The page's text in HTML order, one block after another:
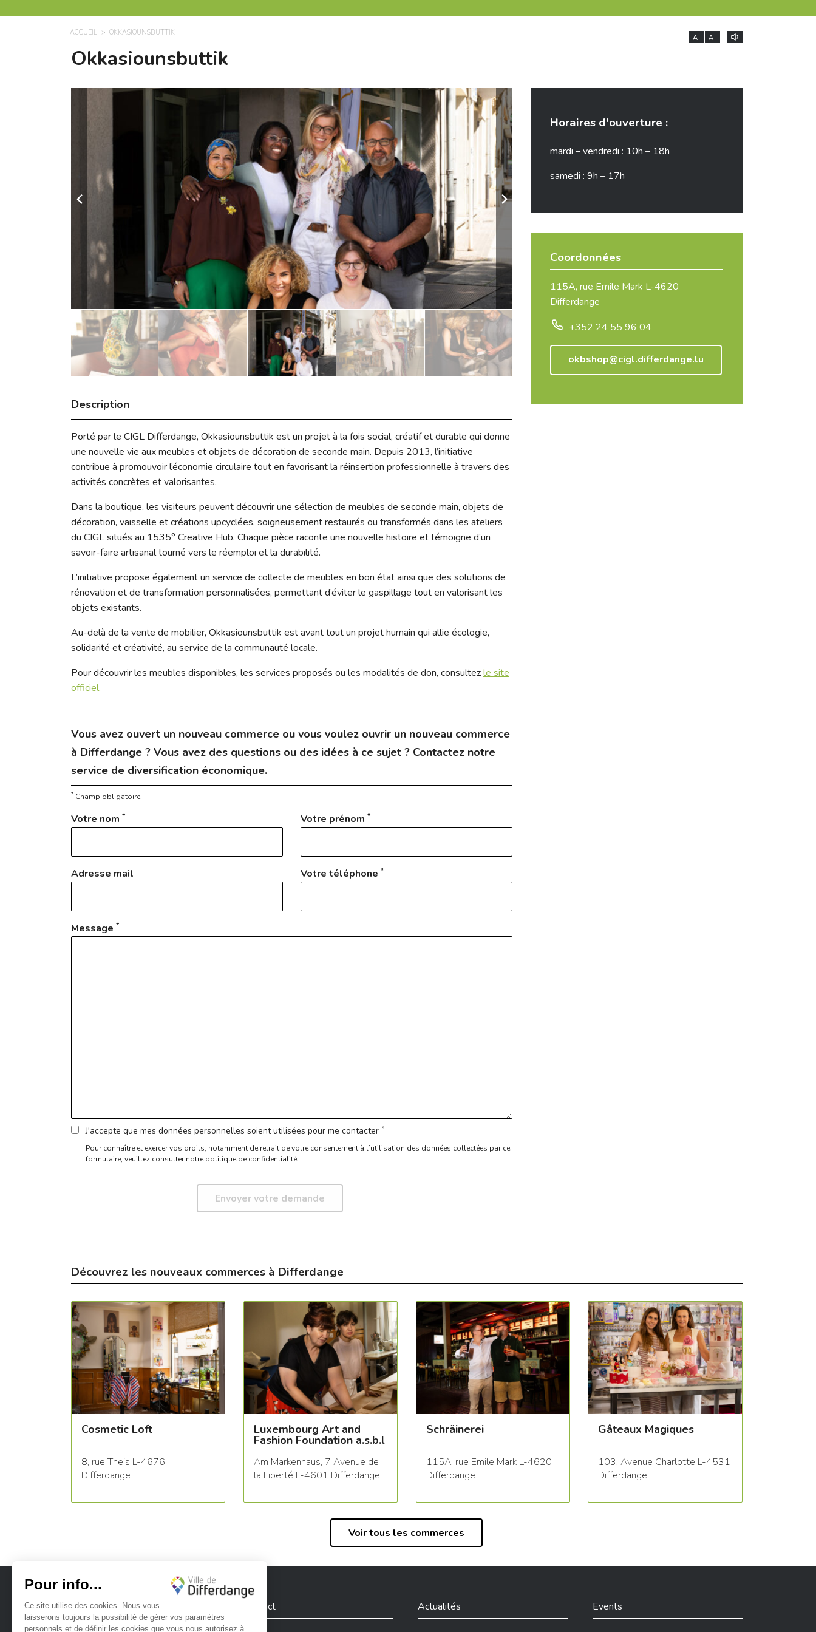
ACCUEIL OKKASIOUNSBUTTIK
A- A+
Okkasiounsbuttik
Description
Porté par le CIGL Differdange, Okkasiounsbuttik est un projet à la fois social, créatif et durable qui donne
une nouvelle vie aux meubles et objets de décoration de seconde main. Depuis 2013, l’initiative
contribue à promouvoir l’économie circulaire tout en favorisant la réinsertion professionnelle à travers des
activités concrètes et valorisantes.
Dans la boutique, les visiteurs peuvent découvrir une sélection de meubles de seconde main, objets de
décoration, vaisselle et créations upcyclées, soigneusement restaurés ou transformés dans les ateliers
du CIGL situés au 1535° Creative Hub. Chaque pièce raconte une nouvelle histoire et témoigne d’un
savoir-faire artisanal tourné vers le réemploi et la durabilité.
L’initiative propose également un service de collecte de meubles en bon état ainsi que des solutions de
rénovation et de transformation personnalisées, permettant d’éviter le gaspillage tout en valorisant les
objets existants.
Au-delà de la vente de mobilier, Okkasiounsbuttik est avant tout un projet humain qui allie écologie,
solidarité et créativité, au service de la communauté locale.
Pour découvrir les meubles disponibles, les services proposés ou les modalités de don, consultezle site
officiel.
Vous avez ouvert un nouveau commerce ou vous voulez ouvrir un nouveau commerce
à Differdange ? Vous avez des questions ou des idées à ce sujet ? Contactez notre
service de diversification économique.
*Champ obligatoire
Votre nom * Votre prénom *
Adresse mail Votre téléphone *
Message *
J'accepte que mes données personnelles soient utilisées pour me contacter *
Pour connaître et exercer vos droits, notamment de retrait de votre consentement à l’utilisation des données collectées par ce
formulaire, veuillez consulter notre politique de confidentialité.
Horaires d'ouverture :
mardi – vendredi : 10h – 18h
samedi : 9h – 17h
Coordonnées
115A, rue Emile Mark L-4620
Differdange
+352 24 55 96 04
okbshop@cigl.differdange.lu
Découvrez les nouveaux commerces à Differdange
Cosmetic Loft
8, rue Theis L-4676
Differdange
Luxembourg Art and
Fashion Foundation a.s.b.l
Am Markenhaus, 7 Avenue de
la Liberté L-4601 Differdange
Schräinerei
115A, rue Emile Mark L-4620
Differdange
Gâteaux Magiques
103, Avenue Charlotte L-4531
Differdange
Voir tous les commerces
Contact
Actualités Events